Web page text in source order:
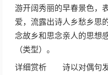
游开阔秀丽的早春景色，
爱，流露出诗人乡愁乡思
念故乡和思念亲人的思想
（类型）。
详细赏析 诗以对偶句发